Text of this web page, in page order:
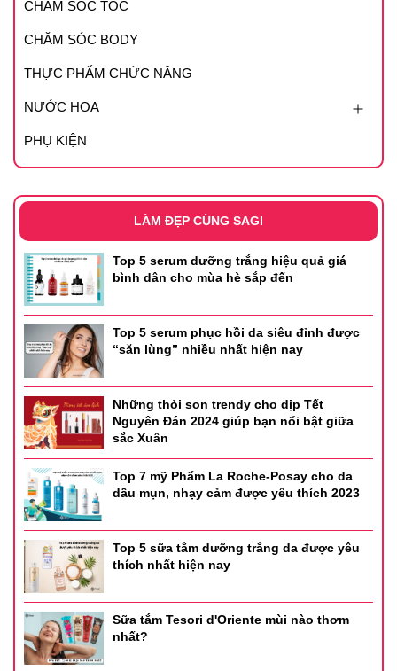
CHĂM SÓC TÓC
CHĂM SÓC BODY
THỰC PHẨM CHỨC NĂNG
NƯỚC HOA
PHỤ KIỆN
LÀM ĐẸP CÙNG SAGI
Top 5 serum dưỡng trắng hiệu quả giá
bình dân cho mùa hè sắp đến
Top 5 serum phục hồi da siêu đỉnh được
“săn lùng” nhiều nhất hiện nay
Những thỏi son trendy cho dịp Tết
Nguyên Đán 2024 giúp bạn nổi bật giữa
sắc Xuân
Top 7 mỹ Phẩm La Roche-Posay cho da
dầu mụn, nhạy cảm được yêu thích 2023
Top 5 sữa tắm dưỡng trắng da được yêu
thích nhất hiện nay
Sữa tắm Tesori d'Oriente mùi nào thơm
nhất?